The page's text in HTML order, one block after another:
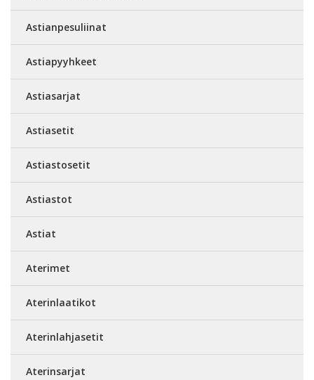
Astianpesuliinat
Astiapyyhkeet
Astiasarjat
Astiasetit
Astiastosetit
Astiastot
Astiat
Aterimet
Aterinlaatikot
Aterinlahjasetit
Aterinsarjat